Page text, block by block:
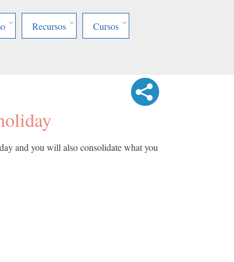
Recursos Cursos
and you will also consolidate what you